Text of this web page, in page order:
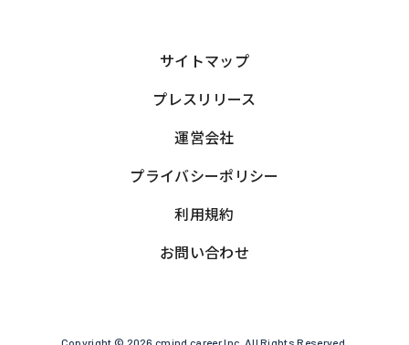
サイトマップ
プレスリリース
運営会社
プライバシーポリシー
利用規約
お問い合わせ
Copyright © 2026 cmind career Inc. All Rights Reserved.